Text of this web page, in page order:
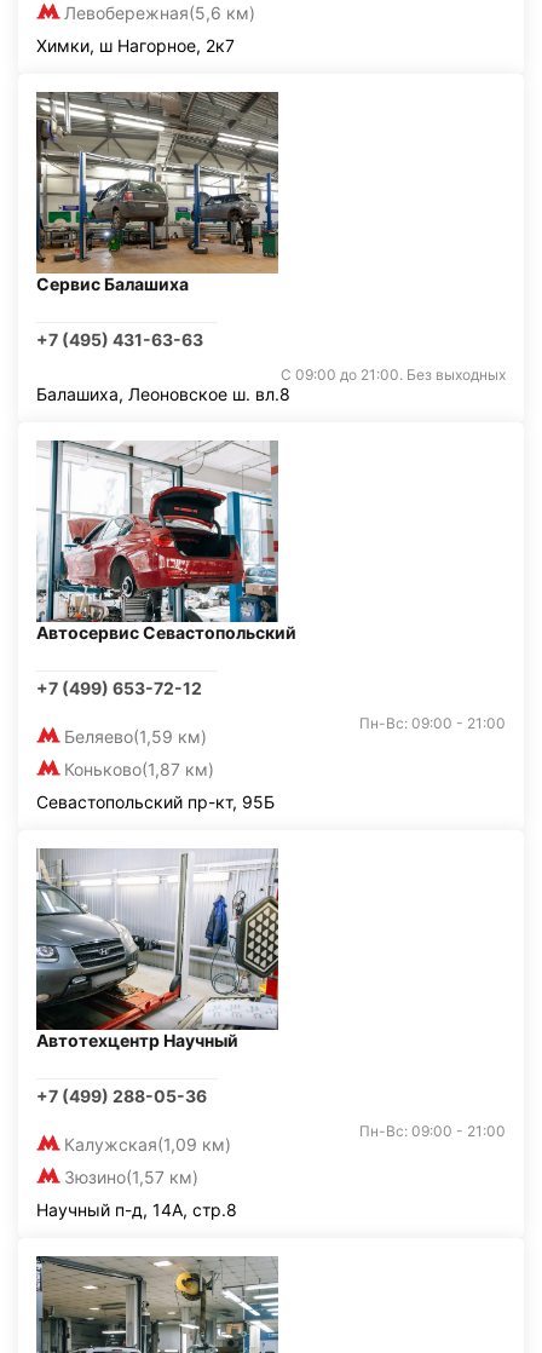
Левобережная(5,6 км)
Химки, ш Нагорное, 2к7
Сервис Балашиха
+7 (495) 431-63-63
С 09:00 до 21:00. Без выходных
Балашиха, Леоновское ш. вл.8
Автосервис Севастопольский
+7 (499) 653-72-12
Беляево(1,59 км)
Коньково(1,87 км)
Пн-Вс: 09:00 - 21:00
Севастопольский пр-кт, 95Б
Автотехцентр Научный
+7 (499) 288-05-36
Калужская(1,09 км)
Зюзино(1,57 км)
Пн-Вс: 09:00 - 21:00
Научный п-д, 14А, стр.8